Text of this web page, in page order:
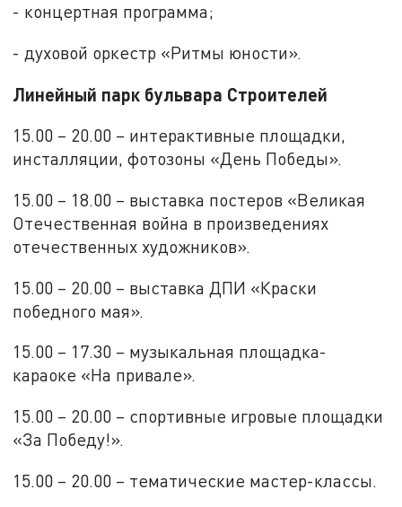
- концертная программа;
- духовой оркестр «Ритмы юности».
Линейный парк бульвара Строителей
15.00 – 20.00 – интерактивные площадки,
инсталляции, фотозоны «День Победы».
15.00 – 18.00 – выставка постеров «Великая
Отечественная война в произведениях
отечественных художников».
15.00 – 20.00 – выставка ДПИ «Краски
победного мая».
15.00 – 17.30 – музыкальная площадка-
караоке «На привале».
15.00 – 20.00 – спортивные игровые площадки
«За Победу!».
15.00 – 20.00 – тематические мастер-классы.